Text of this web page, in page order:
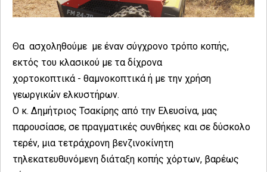
Θα ασχοληθούμε με έναν σύγχρονο τρόπο κοπής,
εκτός του κλασικού με τα δίχρονα
χορτοκοπτικά - θαμνοκοπτικά ή με την χρήση
γεωργικών ελκυστήρων.
Ο κ. Δημήτριος Τσακίρης από την Ελευσίνα, μας
παρουσίασε, σε πραγματικές συνθήκες και σε δύσκολο
τερέν, μια τετράχρονη βενζινοκίνητη
τηλεκατευθυνόμενη διάταξη κοπής χόρτων, βαρέως